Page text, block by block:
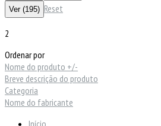
Reset
2
Ordenar por
Nome do produto +/-
Breve descrição do produto
Categoria
Nome do fabricante
Início